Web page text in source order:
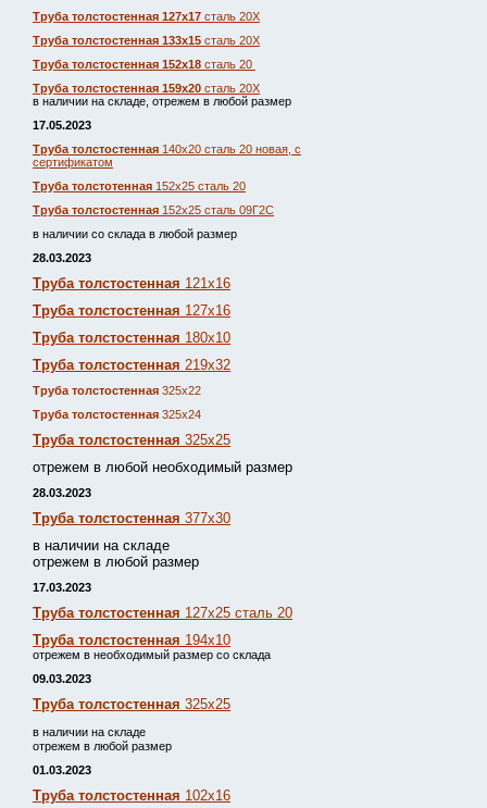
Труба толстостенная 127х17 сталь 20Х
Труба толстостенная 133х15 сталь 20Х
Труба толстостенная 152х18 сталь 20
Труба толстостенная 159х20 сталь 20Х
в наличии на складе, отрежем в любой размер
17.05.2023
Труба толстостенная 140х20 сталь 20 новая, с
сертификатом
Труба толстотенная 152х25 сталь 20
Труба толстостенная 152х25 сталь 09Г2С
в наличии со склада в любой размер
28.03.2023
Труба толстостенная 121х16
Труба толстостенная 127х16
Труба толстостенная 180х10
Труба толстостенная 219х32
Труба толстостенная 325х22
Труба толстостенная 325х24
Труба толстостенная 325х25
отрежем в любой необходимый размер
28.03.2023
Труба толстостенная 377х30
в наличии на складе
отрежем в любой размер
17.03.2023
Труба толстостенная 127х25 сталь 20
Труба толстостенная 194х10
отрежем в необходимый размер со склада
09.03.2023
Труба толстостенная 325х25
в наличии на складе
отрежем в любой размер
01.03.2023
Труба толстостенная 102х16